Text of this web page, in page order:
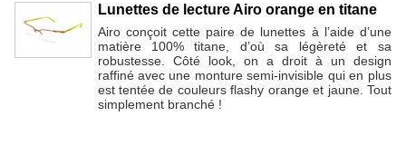
Lunettes de lecture Airo orange en titane
Airo conçoit cette paire de lunettes à l’aide d’une
matière 100% titane, d’où sa légèreté et sa
robustesse. Côté look, on a droit à un design
raffiné avec une monture semi-invisible qui en plus
est tentée de couleurs flashy orange et jaune. Tout
simplement branché !